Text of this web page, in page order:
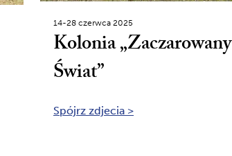
14-28 czerwca 2025
Kolonia „Zaczarowany
Świat”
Spójrz zdjecia >